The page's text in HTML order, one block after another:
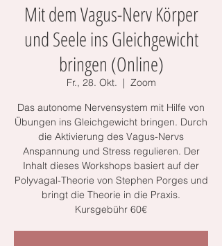
Mit dem Vagus-Nerv Körper
und Seele ins Gleichgewicht
bringen (Online)
Fr., 28. Okt.
  |
Zoom
Das autonome Nervensystem mit Hilfe von
Übungen ins Gleichgewicht bringen. Durch
die Aktivierung des Vagus-Nervs
Anspannung und Stress regulieren. Der
Inhalt dieses Workshops basiert auf der
Polyvagal-Theorie von Stephen Porges und
bringt die Theorie in die Praxis.
Kursgebühr 60€